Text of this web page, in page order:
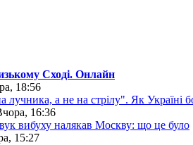
Сході. Онлайн
18:56
а не на стрілу". Як Україні
16:36
вибуху налякав Москву: що це було
15:27